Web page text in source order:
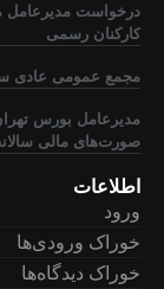
درخواست
کارکنان رسمی
مجمع عمومی عادی
مدیرعامل بورس
صورت‌های مالی
اطلاعات
ورود
خوراک ورودی‌ها
خوراک دیدگاه‌ها